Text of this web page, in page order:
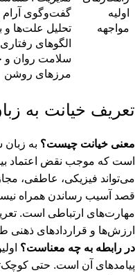
اولیه
مواجهه
گفت‌وگوی آرام
تحلیل علت‌ها
الگوهای
سلامت روان و
مرزهای روشن
تعریف خیانت به
معنی خیانت چیست؟ به زبان
است که موجب نقض اعتماد
می‌تواند فیزیکی، عاطفی،
قصد آسیب رساندن همراه
مهارت‌های ارتباطی است.
ارزش‌ها و قراردادهای
در رابطه به چه معناست؟
پیامدهای آن است. حتی